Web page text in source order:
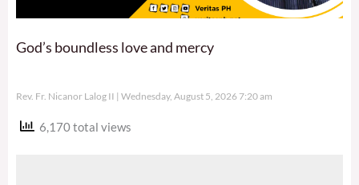
God’s boundless love and mercy
Rev. Fr. Nicanor Lalog II Wednesday, August 5, 2026 7:20 am
6,170 total views